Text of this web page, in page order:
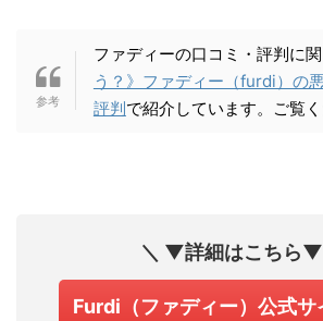
ファディーの口コミ・評判に
う？》ファディー（furdi）の
評判で紹介しています。ご覧く
＼ ▼詳細はこちら▼
Furdi（ファディー）公式サ